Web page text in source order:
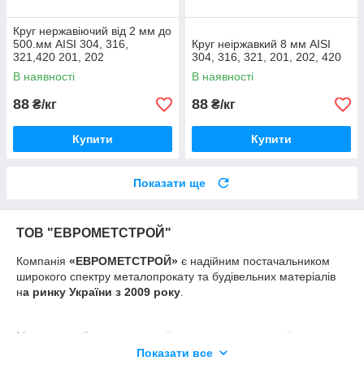
Круг нержавіючий від 2 мм до
500.мм AISI 304, 316,
321,420 201, 202
В наявності
88 ₴/кг
Купити
Круг неіржавкий 8 мм AISI
304, 316, 321, 201, 202, 420
В наявності
88 ₴/кг
Купити
Показати ще
ТОВ "ЕВРОМЕТСТРОЙ"
Компанія «ЕВРОМЕТСТРОЙ» є надійним постачальником
широкого спектру металопрокату та будівельних матеріалів
на ринку України з 2009 року.
Можна придбати кольоровий металопрокат чорний
оцинкований. Всі вироби можна купити оптом
Показати все